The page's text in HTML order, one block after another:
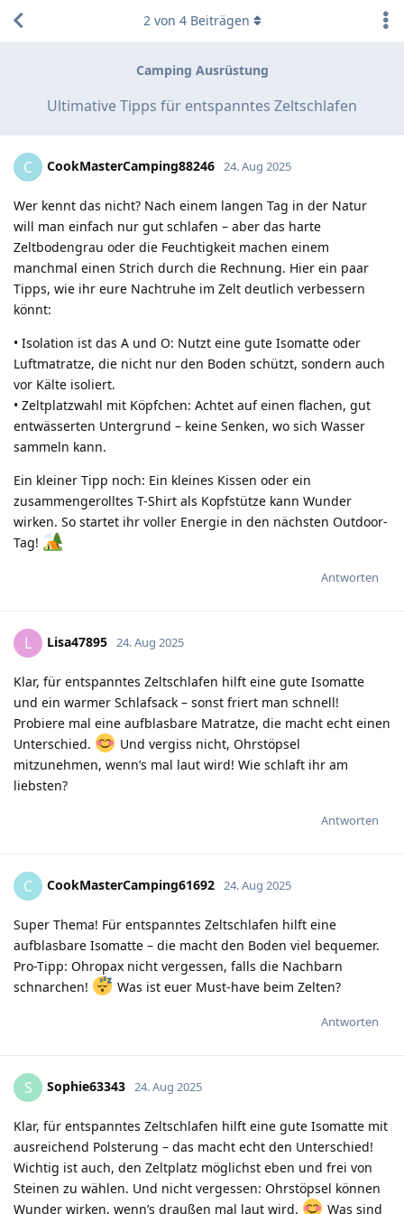
Camping Ausrüstung
Ultimative Tipps für entspanntes Zeltschlafen
2von 4Beiträgen
C CookMasterCamping88246 24. Aug 2025
Wer kennt das nicht? Nach einem langen Tag in der Natur
will man einfach nur gut schlafen – aber das harte
Zeltbodengrau oder die Feuchtigkeit machen einem
manchmal einen Strich durch die Rechnung. Hier ein paar
Tipps, wie ihr eure Nachtruhe im Zelt deutlich verbessern
könnt:
• Isolation ist das A und O: Nutzt eine gute Isomatte oder
Luftmatratze, die nicht nur den Boden schützt, sondern auch
vor Kälte isoliert.
• Zeltplatzwahl mit Köpfchen: Achtet auf einen flachen, gut
entwässerten Untergrund – keine Senken, wo sich Wasser
sammeln kann.
Ein kleiner Tipp noch: Ein kleines Kissen oder ein
zusammengerolltes T-Shirt als Kopfstütze kann Wunder
wirken. So startet ihr voller Energie in den nächsten Outdoor-
Tag!
Antworten
L Lisa47895 24. Aug 2025
Klar, für entspanntes Zeltschlafen hilft eine gute Isomatte
und ein warmer Schlafsack – sonst friert man schnell!
Probiere mal eine aufblasbare Matratze, die macht echt einen
Unterschied.
Und vergiss nicht, Ohrstöpsel
mitzunehmen, wenn’s mal laut wird! Wie schlaft ihr am
liebsten?
Antworten
C CookMasterCamping61692 24. Aug 2025
Super Thema! Für entspanntes Zeltschlafen hilft eine
aufblasbare Isomatte – die macht den Boden viel bequemer.
Pro-Tipp: Ohropax nicht vergessen, falls die Nachbarn
schnarchen!
Was ist euer Must-have beim Zelten?
Antworten
S Sophie63343 24. Aug 2025
Klar, für entspanntes Zeltschlafen hilft eine gute Isomatte mit
ausreichend Polsterung – das macht echt den Unterschied!
Wichtig ist auch, den Zeltplatz möglichst eben und frei von
Steinen zu wählen. Und nicht vergessen: Ohrstöpsel können
Wunder wirken, wenn’s draußen mal laut wird.
Was sind